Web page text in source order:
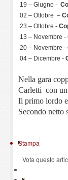
19 – Giugno -
02 – Ottobre –
23 – Ottobre -
13 – Novembre -
20 – Novembre -
04 – Dicembre -
Nella gara
Carletti con
Il primo lordo
Secondo netto
Stampa
Vota questo